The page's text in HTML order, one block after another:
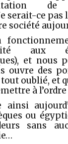
serait-ce
société
aux
et nous
ouvre des
oublié, et
à
ainsi
ou
sans